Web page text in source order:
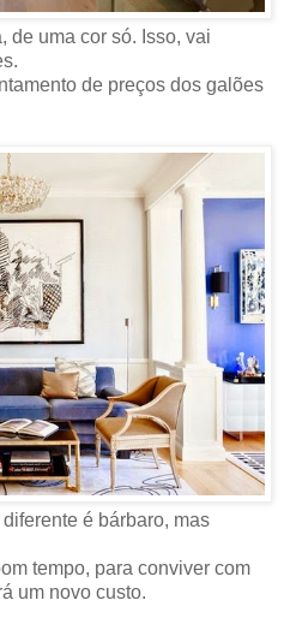
de uma cor só. Isso, vai
de preços dos galões
é bárbaro, mas
tempo, para conviver com
um novo custo.